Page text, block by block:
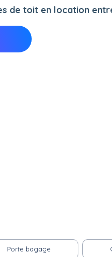
de toit en location
Porte bagage